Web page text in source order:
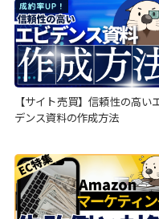
【サイト売買】信頼性の高い
デンス資料の作成方法